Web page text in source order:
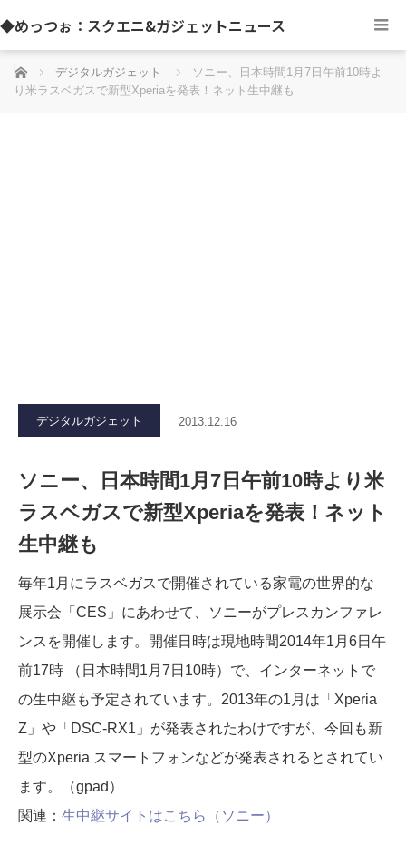
◆めっつぉ：スクエニ&ガジェットニュース
ホーム デジタルガジェット
ソニー、日本時間1月7日午前10時よ
り米ラスベガスで新型Xperiaを発表！ネット生中継も
デジタルガジェット 2013.12.16
ソニー、日本時間1月7日午前10時より米
ラスベガスで新型Xperiaを発表！ネット
生中継も
毎年1月にラスベガスで開催されている家電の世界的な
展示会「CES」にあわせて、ソニーがプレスカンファレ
ンスを開催します。開催日時は現地時間2014年1月6日午
前17時 （日本時間1月7日10時）で、インターネットで
の生中継も予定されています。2013年の1月は「Xperia
Z」や「DSC-RX1」が発表されたわけですが、今回も新
型のXperia スマートフォンなどが発表されるとされてい
ます。（gpad）
関連： 生中継サイトはこちら（ソニー）